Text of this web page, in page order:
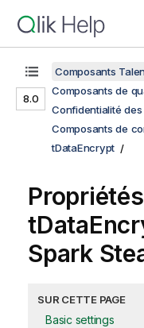
8.0
Composants
Composants de
Confidentialité
Composants de
tDataEncrypt
Spark
SUR CETTE PAGE
Basic settings